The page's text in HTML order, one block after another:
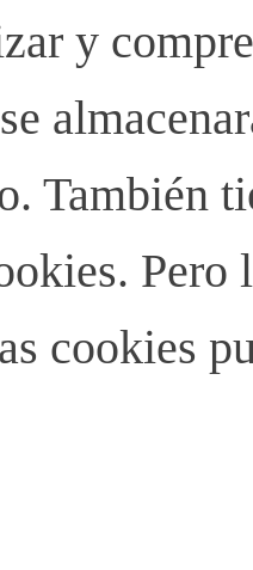
y
También
cookies